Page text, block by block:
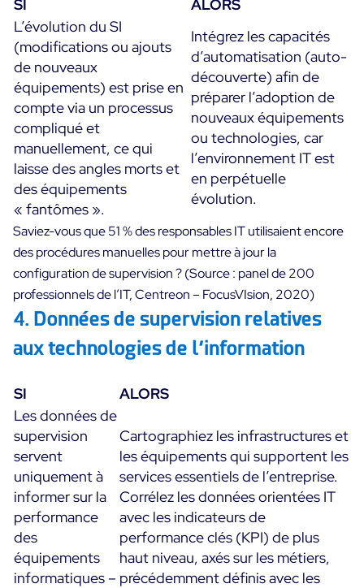
SI
ALORS
L’évolution du SI
(modifications ou ajouts
de nouveaux
équipements) est prise en
compte via un processus
compliqué et
manuellement, ce qui
laisse des angles morts et
des équipements
« fantômes ».
Intégrez les capacités
d’automatisation (auto-
découverte) afin de
préparer l’adoption de
nouveaux équipements
ou technologies, car
l’environnement IT est
en perpétuelle
évolution.
Saviez-vous que 51 % des responsables IT utilisaient encore
des procédures manuelles pour mettre à jour la
configuration de supervision ? (Source : panel de 200
professionnels de l’IT, Centreon – FocusVIsion, 2020)
4. Données de supervision relatives
aux technologies de l’information
SI
ALORS
Les données de
supervision
servent
uniquement à
informer sur la
performance
des
équipements
informatiques –
Cartographiez les infrastructures et
les équipements qui supportent les
services essentiels de l’entreprise.
Corrélez les données orientées IT
avec les indicateurs de
performance clés (KPI) de plus
haut niveau, axés sur les métiers,
précédemment définis avec les